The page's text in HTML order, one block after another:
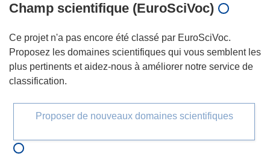
Champ scientifique (EuroSciVoc)
Ce projet n'a pas encore été classé par EuroSciVoc.
Proposez les domaines scientifiques qui vous semblent les
plus pertinents et aidez-nous à améliorer notre service de
classification.
Proposer de nouveaux domaines scientifiques